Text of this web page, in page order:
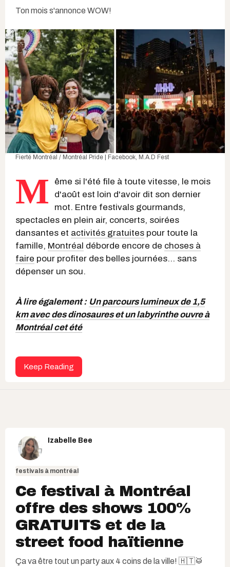
Ton mois s'annonce WOW!
Fierté Montréal / Montréal Pride | Facebook M.A.D Fest
M
ême si l'été file à toute vitesse, le mois
d'août est loin d'avoir dit son dernier
mot. Entre festivals gourmands,
spectacles en plein air, concerts, soirées
dansantes et activités gratuites pour toute la
famille, Montréal déborde encore de choses à
faire pour profiter des belles journées... sans
dépenser un sou.
À lire également : Un parcours lumineux de 1,5
km avec des dinosaures et un labyrinthe ouvre à
Montréal cet été
Keep Reading
Izabelle Bee
festivals à montréal
Ce festival à Montréal
offre des shows 100%
GRATUITS et de la
street food haïtienne​
Ça va être tout un party aux 4 coins de la ville! 🇭🇹🥁